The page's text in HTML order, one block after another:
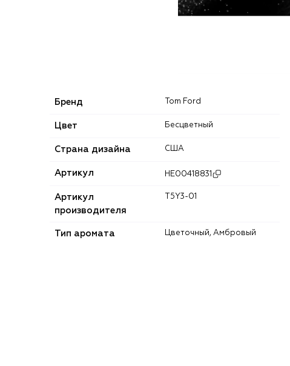
Бренд Tom Ford
Цвет Бесцветный
Страна дизайна США
Артикул HE00418831
Артикул
производителя
T5Y3-01
Тип аромата Цветочный, Амбровый